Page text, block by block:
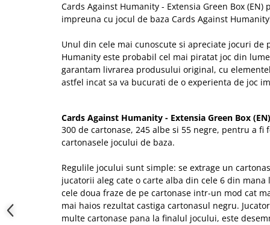
Cards Against Humanity - Extensia Green Box (EN)
impreuna cu jocul de baza Cards Against
Unul din cele mai cunoscute si apreciate jocuri de
Humanity este probabil cel mai piratat joc din
garantam livrarea produsului original, cu
astfel incat sa va bucurati de o experienta de joc
Cards Against Humanity - Extensia Green Box
300 de cartonase, 245 albe si 55 negre, pentru a fi
cartonasele jocului de baza.
Regulile jocului sunt simple: se extrage un
jucatorii aleg cate o carte alba din cele 6 din
cele doua fraze de pe cartonase intr-un mod cat
mai haios rezultat castiga cartonasul negru.
multe cartonase pana la finalul jocului, este